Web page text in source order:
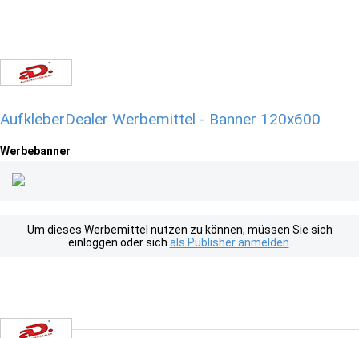
AufkleberDealer Werbemittel - Banner 120x600
Werbebanner
Um dieses Werbemittel nutzen zu können, müssen Sie sich
einloggen oder sich als Publisher anmelden